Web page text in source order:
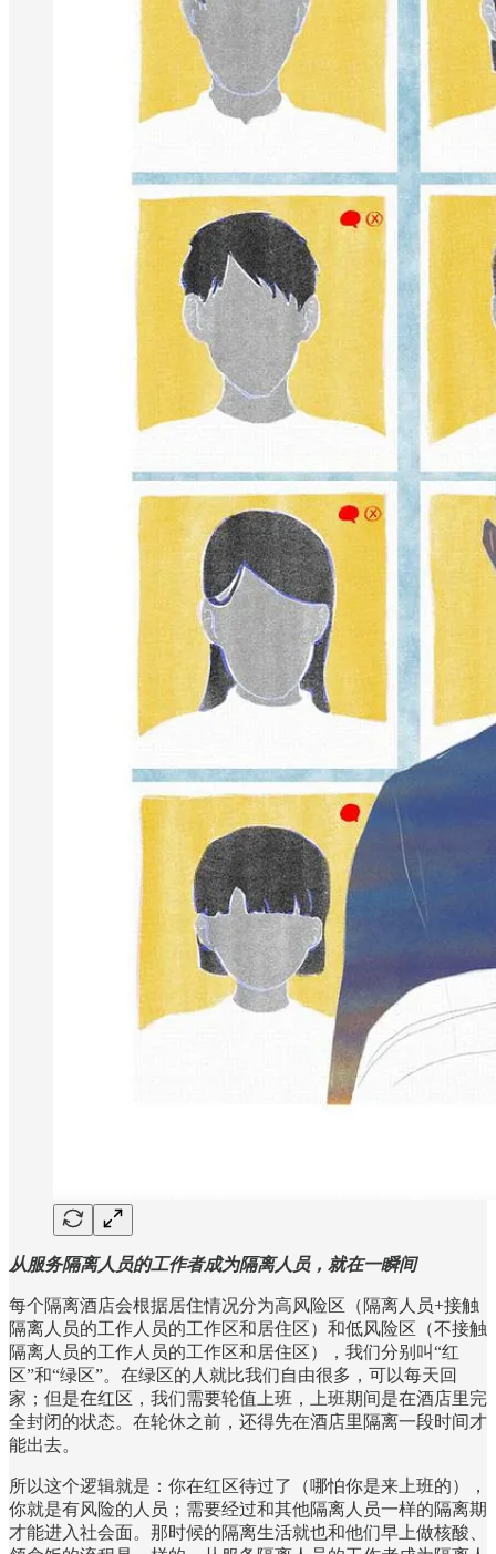
从服务隔离人员的工作者成为隔离人员，就在一瞬间
每个隔离酒店会根据居住情况分为高风险区（隔离人员+接触
隔离人员的工作人员的工作区和居住区）和低风险区（不接触
隔离人员的工作人员的工作区和居住区），我们分别叫“红
区”和“绿区”。在绿区的人就比我们自由很多，可以每天回
家；但是在红区，我们需要轮值上班，上班期间是在酒店里完
全封闭的状态。在轮休之前，还得先在酒店里隔离一段时间才
能出去。
所以这个逻辑就是：你在红区待过了（哪怕你是来上班的），
你就是有风险的人员；需要经过和其他隔离人员一样的隔离期
才能进入社会面。那时候的隔离生活就也和他们早上做核酸、